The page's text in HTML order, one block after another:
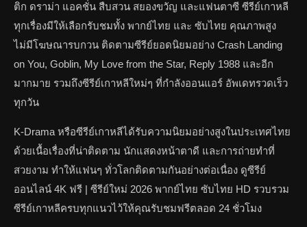
ติก ดราม่า แอคชั่น สืบสวน สยองขวัญ และแฟนตาซี ซีรีย์เกาหลี
ทุกเรื่องมีให้เลือกรับชมทั้ง พากย์ไทย และ ซับไทย คุณภาพสูง
ไม่มีโฆษณารบกวน ติดตามซีรีย์ยอดนิยมอย่าง Crash Landing
on You, Goblin, My Love from the Star, Reply 1988 และอีก
มากมาย รวมถึงซีรีย์เกาหลีใหม่ๆ ที่กำลังออนแอร์ อัพเดทรวดเร็ว
ทุกวัน
K-Drama หรือซีรีย์เกาหลีได้รับความนิยมอย่างสูงในประเทศไทย
ด้วยเนื้อเรื่องที่น่าติดตาม นักแสดงหน้าตาดี และการถ่ายทำที่
สวยงาม ทำให้แฟนๆ ทั่วโลกติดตามกันอย่างต่อเนื่อง ดูซีรีย์
ออนไลน์ 4K ฟรี | ซีรีย์ใหม่ 2026 พากย์ไทย ซับไทย HD รวบรวม
ซีรีย์เกาหลีครบทุกแนวไว้ให้คุณรับชมฟรีตลอด 24 ชั่วโมง